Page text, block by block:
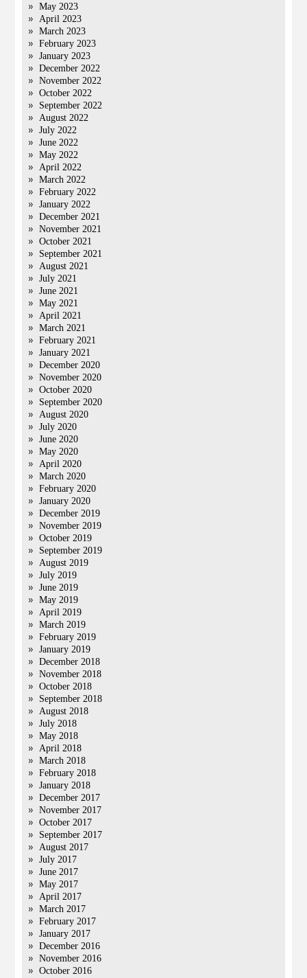
May 2023
April 2023
March 2023
February 2023
January 2023
December 2022
November 2022
October 2022
September 2022
August 2022
July 2022
June 2022
May 2022
April 2022
March 2022
February 2022
January 2022
December 2021
November 2021
October 2021
September 2021
August 2021
July 2021
June 2021
May 2021
April 2021
March 2021
February 2021
January 2021
December 2020
November 2020
October 2020
September 2020
August 2020
July 2020
June 2020
May 2020
April 2020
March 2020
February 2020
January 2020
December 2019
November 2019
October 2019
September 2019
August 2019
July 2019
June 2019
May 2019
April 2019
March 2019
February 2019
January 2019
December 2018
November 2018
October 2018
September 2018
August 2018
July 2018
May 2018
April 2018
March 2018
February 2018
January 2018
December 2017
November 2017
October 2017
September 2017
August 2017
July 2017
June 2017
May 2017
April 2017
March 2017
February 2017
January 2017
December 2016
November 2016
October 2016